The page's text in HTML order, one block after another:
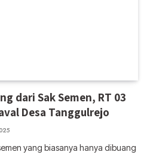
dari Sak Semen, RT 03
Desa Tanggulrejo
yang biasanya hanya dibuang